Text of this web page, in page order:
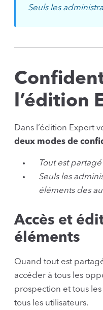
Seuls les
l’édition
Dans l’édition Expert
deux modes de
Tout est partagé
Seuls les
éléments des
Accès et
éléments
Quand tout est
accéder à tous les
prospection et tous
tous les utilisateurs.